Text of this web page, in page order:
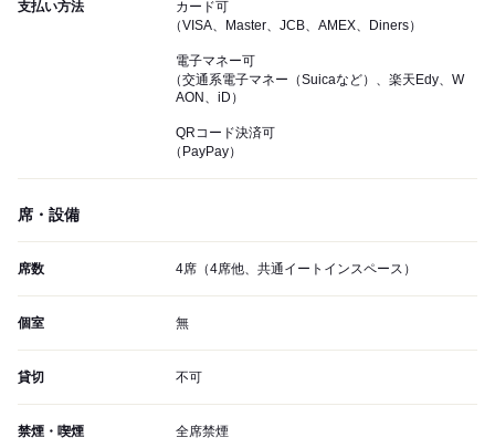
支払い方法
カード可
（VISA、Master、JCB、AMEX、Diners）
電子マネー可
（交通系電子マネー（Suicaなど）、楽天Edy、W
AON、iD）
QRコード決済可
（PayPay）
席・設備
席数 4席（4席他、共通イートインスペース）
個室 無
貸切 不可
禁煙・喫煙 全席禁煙